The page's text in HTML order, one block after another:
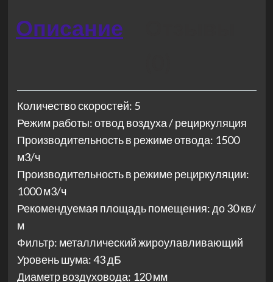
Описание
Количество скоростей: 5
Режим работы: отвод воздуха / рециркуляция
Производительность в режиме отвода: 1500
м3/ч
Производительность в режиме рециркуляции:
1000 м3/ч
Рекомендуемая площадь помещения: до 30 кв/
м
Фильтр: металлический жироулавливающий
Уровень шума: 43 дБ
Диаметр воздуховода: 120 мм